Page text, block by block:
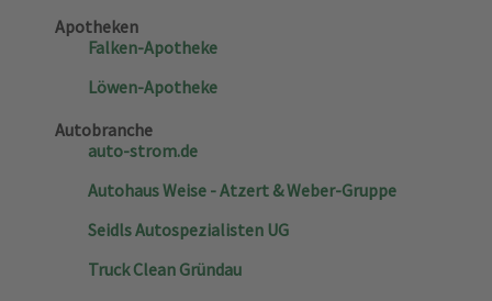
Apotheken
Falken-Apotheke
Löwen-Apotheke
Autobranche
auto-strom.de
Autohaus Weise - Atzert & Weber-Gruppe
Seidls Autospezialisten UG
Truck Clean Gründau